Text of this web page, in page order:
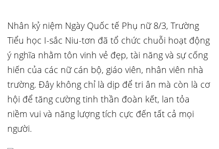
Nhân kỷ niệm Ngày Quốc tế Phụ nữ 8/3, Trường
Tiểu học I-sắc Niu-tơn đã tổ chức chuỗi hoạt động
ý nghĩa nhằm tôn vinh vẻ đẹp, tài năng và sự cống
hiến của các nữ cán bộ, giáo viên, nhân viên nhà
trường. Đây không chỉ là dịp để tri ân mà còn là cơ
hội để tăng cường tinh thần đoàn kết, lan tỏa
niềm vui và năng lượng tích cực đến tất cả mọi
người.